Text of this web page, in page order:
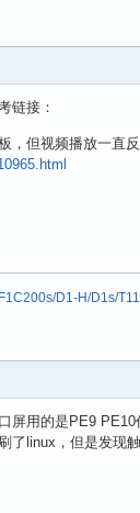
链接：
，但视频播放一直
/D1-H/D1s/
屏用的是PE9
了linux，但是发现